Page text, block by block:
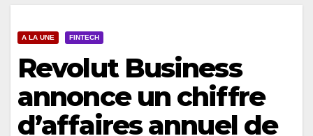
A LA UNE FINTECH
Revolut Business
annonce un chiffre
d’affaires annuel de